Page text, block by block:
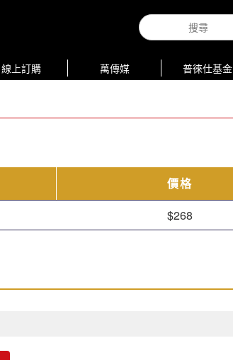
線上訂購 萬傳媒 普徠仕基金
價格
$268